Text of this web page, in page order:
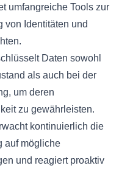
umfangreiche Tools zur
von Identitäten und
Daten sowohl
als auch bei der
um deren
zu gewährleisten.
kontinuierlich die
auf mögliche
und reagiert proaktiv